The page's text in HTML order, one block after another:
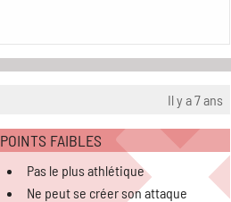
Il y a 7 ans
POINTS FAIBLES
Pas le plus athlétique
Ne peut se créer son attaque